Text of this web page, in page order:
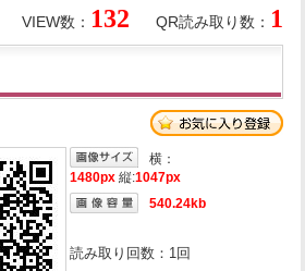
QR読み取り数： 1
VIEW数： 132
横：
1480px 縦:1047px
540.24kb
読み取り回数： 1回